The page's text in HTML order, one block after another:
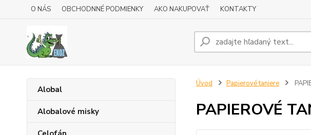
O NÁS OBCHODNNÉ PODMIENKY AKO NAKUPOVAŤ KONTAKTY
Alobal
Alobalové misky
Úvod Papierové taniere
PAPIEROVÉ